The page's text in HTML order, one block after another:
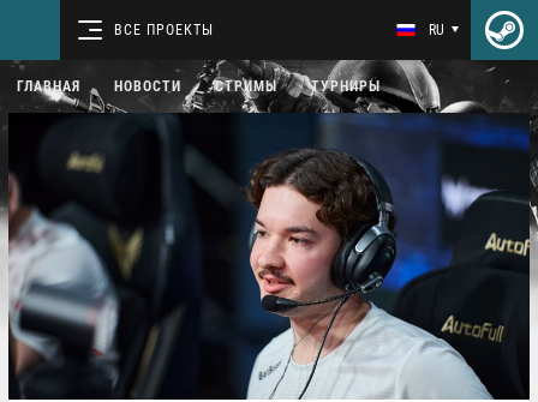
ВСЕ ПРОЕКТЫ RU
ГЛАВНАЯ НОВОСТИ СТРИМЫ ТУРНИРЫ